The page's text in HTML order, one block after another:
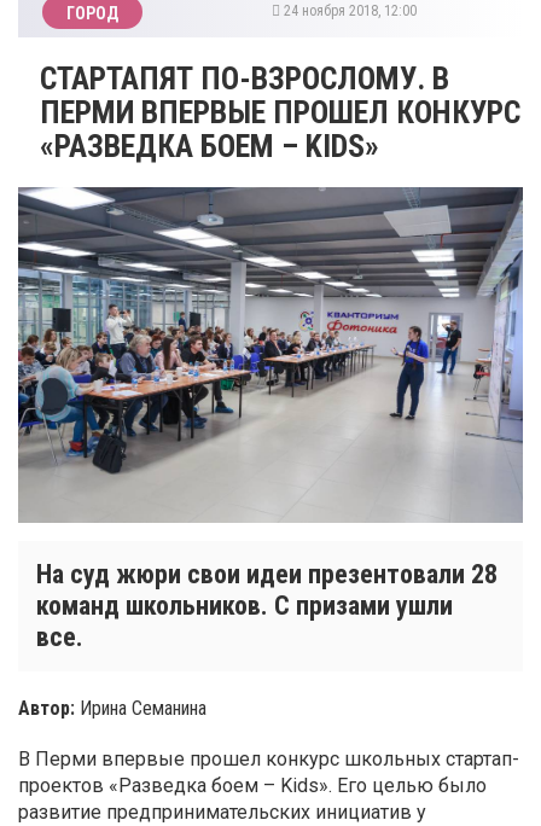
ГОРОД 24 ноября 2018, 12:00
СТАРТАПЯТ ПО-ВЗРОСЛОМУ. В
ПЕРМИ ВПЕРВЫЕ ПРОШЕЛ КОНКУРС
«РАЗВЕДКА БОЕМ – KIDS»
На суд жюри свои идеи презентовали 28
команд школьников. С призами ушли
все.
Автор: Ирина Семанина
В Перми впервые прошел конкурс школьных стартап-
проектов «Разведка боем – Kids». Его целью было
развитие предпринимательских инициатив у